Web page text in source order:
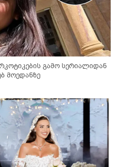
გამო სერიალიდან
მოედანზე